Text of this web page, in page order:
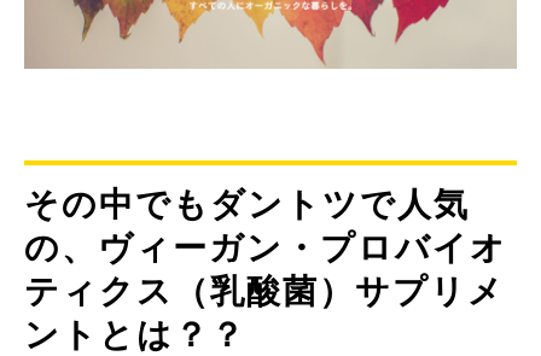
その中でもダントツで人気
の、ヴィーガン・プロバイオ
ティクス（乳酸菌）サプリメ
ントとは？？